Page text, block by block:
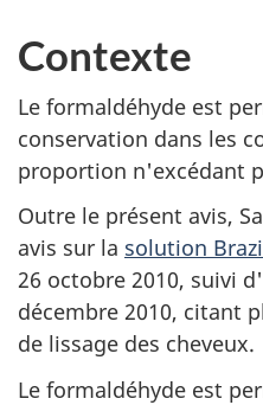
Contexte
Le formaldéhyde est
conservation dans les
proportion n'excédant
Outre le présent avis,
avis sur la solution
26 octobre 2010, suivi
décembre 2010, citant
de lissage des cheveux.
Le formaldéhyde est